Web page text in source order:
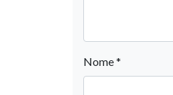
Nome*